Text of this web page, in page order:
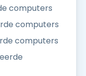
computers
computers
computers